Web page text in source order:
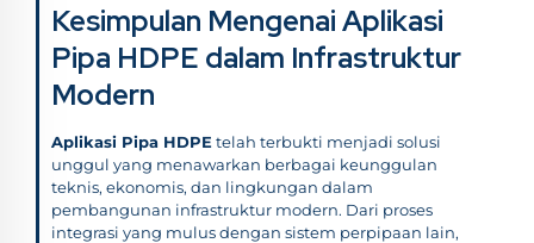
Kesimpulan Mengenai Aplikasi
Pipa HDPE dalam Infrastruktur
Modern
Aplikasi Pipa HDPE telah terbukti menjadi solusi
unggul yang menawarkan berbagai keunggulan
teknis, ekonomis, dan lingkungan dalam
pembangunan infrastruktur modern. Dari proses
integrasi yang mulus dengan sistem perpipaan lain,